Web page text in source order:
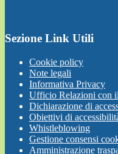
Sezione Link Utili
Cookie policy
Note legali
Informativa Privacy
Ufficio Relazioni con
Dichiarazione di
Obiettivi di
Whistleblowing
Gestione consensi
Amministrazione